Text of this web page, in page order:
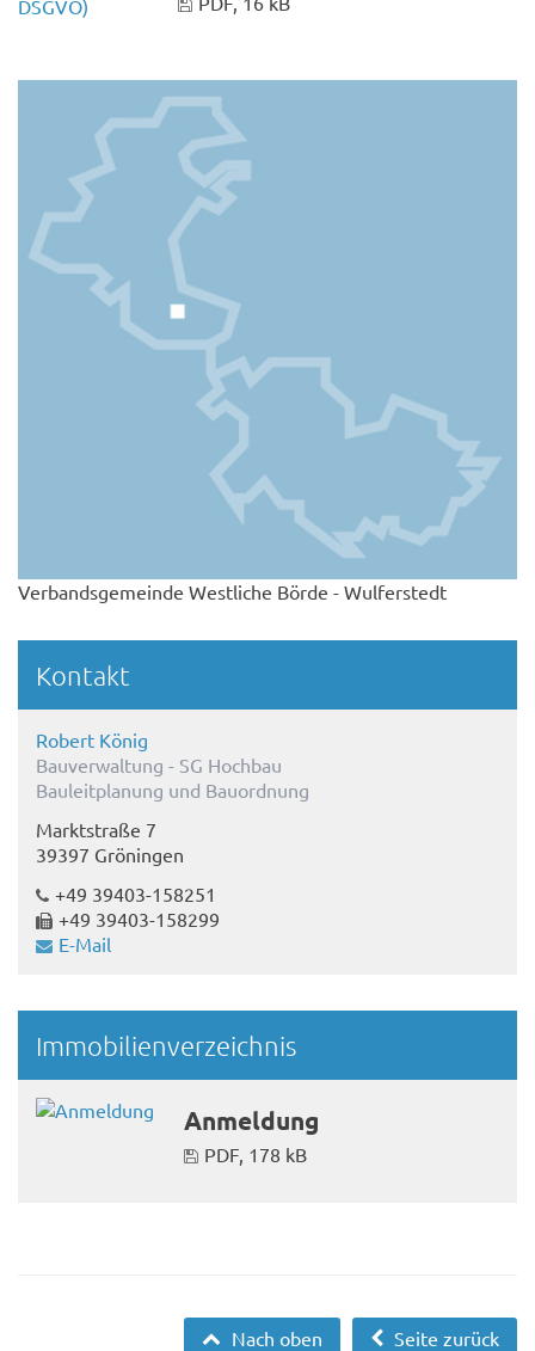
Verbandsgemeinde Westliche Börde - Wulferstedt
Kontakt
Robert König
Bauverwaltung - SG Hochbau
Bauleitplanung und Bauordnung
Marktstraße 7
39397 Gröningen
+49 39403-158251
+49 39403-158299
E-Mail
Immobilienverzeichnis
Anmeldung
PDF, 178 kB
Seite zurück
Nach oben